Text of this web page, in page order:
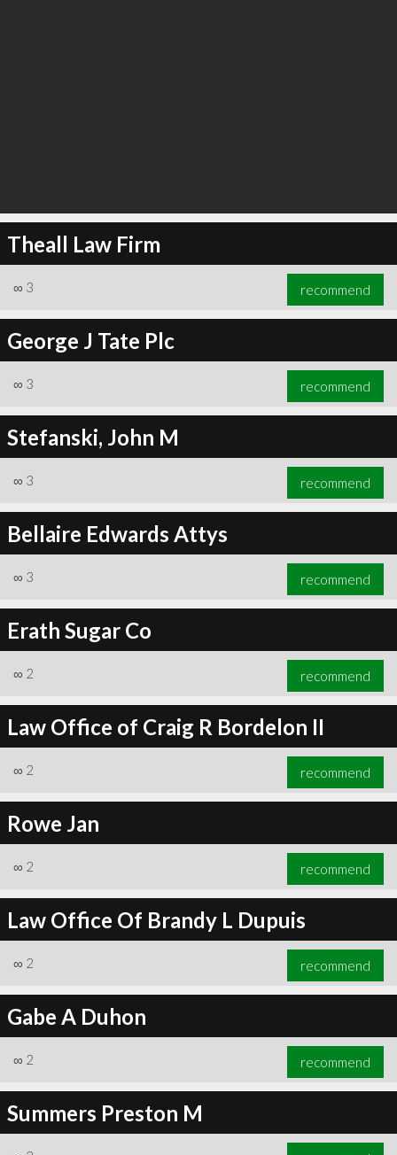
Theall Law Firm
∞ 3 recommend
George J Tate Plc
∞ 3 recommend
Stefanski, John M
∞ 3 recommend
Bellaire Edwards Attys
∞ 3 recommend
Erath Sugar Co
∞ 2 recommend
Law Office of Craig R Bordelon II
∞ 2 recommend
Rowe Jan
∞ 2 recommend
Law Office Of Brandy L Dupuis
∞ 2 recommend
Gabe A Duhon
∞ 2 recommend
Summers Preston M